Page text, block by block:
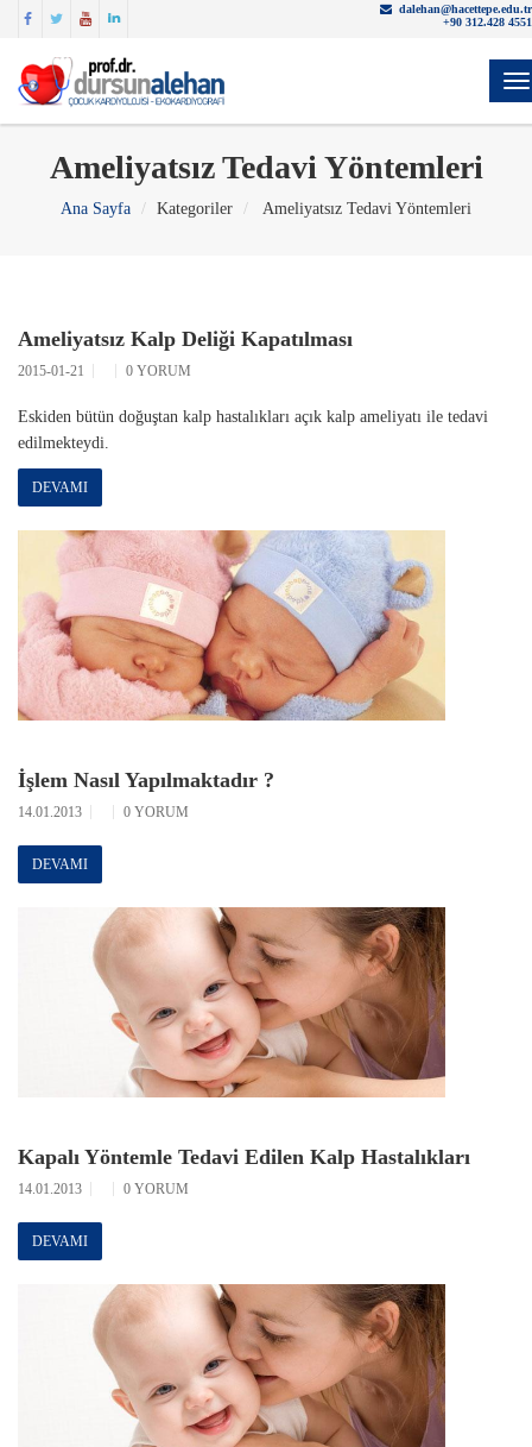
dalehan@hacettepe.edu.tr
+90 312.428 4551
Ameliyatsız Tedavi Yöntemleri
Ana Sayfa Kategoriler Ameliyatsız Tedavi Yöntemleri
Ameliyatsız Kalp Deliği Kapatılması
2015-01-21 0 YORUM
Eskiden bütün doğuştan kalp hastalıkları açık kalp ameliyatı ile tedavi
edilmekteydi.
DEVAMI
İşlem Nasıl Yapılmaktadır ?
14.01.2013 0 YORUM
DEVAMI
Kapalı Yöntemle Tedavi Edilen Kalp Hastalıkları
14.01.2013 0 YORUM
DEVAMI